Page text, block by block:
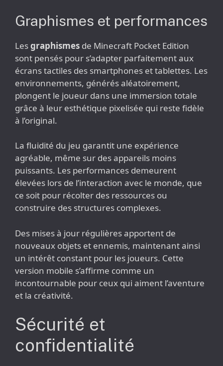
Graphismes et performances
Lesgraphismes de Minecraft Pocket Edition
sont pensés pour s’adapter parfaitement aux
écrans tactiles des smartphones et tablettes. Les
environnements, générés aléatoirement,
plongent le joueur dans une immersion totale
grâce à leur esthétique pixelisée qui reste fidèle
à l’original.
La fluidité du jeu garantit une expérience
agréable, même sur des appareils moins
puissants. Les performances demeurent
élevées lors de l’interaction avec le monde, que
ce soit pour récolter des ressources ou
construire des structures complexes.
Des mises à jour régulières apportent de
nouveaux objets et ennemis, maintenant ainsi
un intérêt constant pour les joueurs. Cette
version mobile s’affirme comme un
incontournable pour ceux qui aiment l’aventure
et la créativité.
Sécurité et
confidentialité